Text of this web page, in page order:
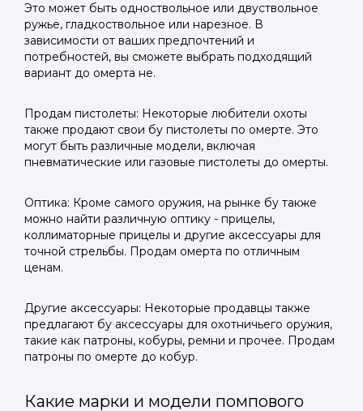
Это может быть одноствольное или двуствольное
ружье, гладкоствольное или нарезное. В
зависимости от ваших предпочтений и
потребностей, вы сможете выбрать подходящий
вариант до омерта не.
Продам пистолеты: Некоторые любители охоты
также продают свои бу пистолеты по омерте. Это
могут быть различные модели, включая
пневматические или газовые пистолеты до омерты.
Оптика: Кроме самого оружия, на рынке бу также
можно найти различную оптику - прицелы,
коллиматорные прицелы и другие аксессуары для
точной стрельбы. Продам омерта по отличным
ценам.
Другие аксессуары: Некоторые продавцы также
предлагают бу аксессуары для охотничьего оружия,
такие как патроны, кобуры, ремни и прочее. Продам
патроны по омерте до кобур.
Какие марки и модели помпового